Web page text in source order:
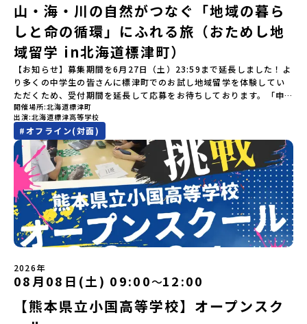
人様1回限りです。PC・スマートフォンからお申込ください。申込
後の内容変更はできません。お申込時は、メールアドレスの入力間
違いにご注意ください。・宿泊について１室に複数(同性2～4名程
度)で宿泊いただく予定です。・食事アレルギー対応について個別の
詳細なアレルギー対応希望にはお応えしかねる場合がございます。
対応が必要な場合は必ず事前にご相談ください。・参加取消や急遽
参加できなくなった場合について参加決定後の参加お取り消しはご
遠慮下さい。やむを得ないお取り消しの場合はお早めに事務局まで
ご連絡ください。・キャンセルポリシーやむを得ない参加お取り消
しの場合、以下のルールに沿って対応させていただきます。ご了承
ください。プログラム開催日の前日＜7月17日＞から、【キャンセル
のご連絡日：お支払いいただく旅行代金】・21日目にあたる日以
前：無料・20日目-8日目：20％・7日目-2日目：30％・プログラム
開始日の前日：40％・プログラム開始日当日：50％・ご連絡無しで
の不参加またはプログラム開始後の解除：100％・催行中止について
天候などの状況等によって開催を見合わせる可能性があります。そ
の場合は原則、開催日1週間前までにご連絡いたします。又、最少催
行人数に達しなかった場合は、開催日3週間前までに催行中止の旨を
メールにてご連絡いたします。・よくあるご質問その他、よくある
ご質問についてはこちらをご確認ください。運営団体について＜プ
ログラム主催：一般財団法人地域・教育魅力化プラットフォーム＞
「意志ある若者にあふれる持続可能な地域・社会をつくる」という
ビジョンを掲げ、2017年3月に島根県に設立した教育事業団体で
す。日本全国約200の高校と連携しながら、中学卒業後に地域の枠を
へ〜日本全国20以上の地域から選んで参加できる「おためし地域留
学」の全体像や魅力について、説明会を開催しました。中学生一人
での参加にあたり、保護者様が特に気になる「安全面」や「事務局
のサポート体制」についても詳しく解説しています。ぜひ、ご自宅
からお気軽にご視聴ください。🎬 [アーカイブ動画を視聴す
る]YouTube：https://youtu.be/Yt8nd04aNgA?
si=e5erbspvwz5O8_uF 【STEP 2】大樹町プログラム説明会〜
「大樹町」の内容を具体的に深掘りしたい方へ〜全体説明を聞いた
うえで、「大樹町では具体的に何をするの？」「どんな町なの？」
という疑問にお答えする説明会です。大樹町ならではの豊かな文化
や、2泊3日のプログラムの中身をたっぷりとお伝えします。日
時： 5月13日(水) 19：00〜19：40内 容： 大樹町ってどんなとこ
ろ？プログラム詳細解説、質疑応答お申し込み：https://c-
mirai.jp/events/002112お気軽にどうぞ！「はじめての一人旅だ
けど大丈夫？」「どんな体験ができるの？」そんな保護者様の不安
や、中学生のみなさんの素朴な疑問にスタッフが直接お答えしま
す。チャットでの質問も可能ですので、ぜひご自宅からリラックス
してご参加ください。▼お申し込み前に必ずご確認ください・参加
規約への同意プログラムへの参加申し込みいただく前に、「お申し
い。・抽選による参加者決定についてお申込みいただいた方の中か
ら抽選の上、締め切り日から1週間を目途に、お申し込み時に記入い
ただいたメールアドレス宛に「当選／落選メール」をお送りいたし
ます。当選者は、メールに記載された「当選確認フォーム」に３日
ラム内のアクティビティ・体験費用・一部の食事代*以下の費用は参
加者のご負担となります・集合場所までの往復交通費・お土産代や
自由時間の個人飲食費などの個人的費用【募集人数】最大10名（お
申し込み多数の場合は抽選の上決定）【参加者決定】お申し込み多
数の場合は、締め切り後1週間を目途に当落結果をご連絡いたしま
す。【申し込み受付期間】6月1日(月)12：00 から 6月15日(月)
12：00まで疑問も不安もワクワクに変える！「おためし地域留学」
ステップアップ説明会プログラムの内容を詳しく知りたい方や、お
申し込みを迷われている方向けにZoomでのオンライン配信を行い
ます。知りたい情報のレベルに合わせて、以下の2つのステップをご
活用ください。【STEP 1】全体オンライン説明会（アーカイブ動画
を公開中！）〜まずは「おためし地域留学」を知りたい方へ〜日本
全国20以上の地域から選んで参加できる「おためし地域留学」の全
体像や魅力について、説明会を開催しました。中学生一人での参加
にあたり、保護者様が特に気になる「安全面」や「事務局のサポー
ト体制」についても詳しく解説しています。ぜひ、ご自宅からお気
軽にご視聴ください。🎬 [アーカイブ動画を視聴する]YouTube：
https://youtu.be/Yt8nd04aNgA?si=e5erbspvwz5O8_uF
【STEP 2】出水市・出水工業高校プログラム説明会〜「出水市・出
水工業高校」の内容を具体的に深掘りしたい方へ〜全体説明を聞い
たうえで、「出水市では具体的に何をするの？」「どんな町な
の？」という疑問にお答えする説明会です。出水市ならではの豊か
な文化や、2泊3日のプログラムの中身をたっぷりとお伝えします。
日 時： 6月9日日(水)19:00-19:45内 容： 出水市ってどんなとこ
ろ？プログラム詳細解説、質疑応答お申し込み：https://c-
で、一年中自然アクティビティを楽しむことができます！そして八
幡平市にある「松川地熱発電所」は、日本で初めて「地球のチカラ
を電気に変えた」場所！八幡平の地下からわき出す蒸気をそのまま
電気に変える「地球・自然にやさしい最先端のエネルギー」を生み
出す挑戦をしてきた町です。今回のプログラムでは、この松川地熱
発電所から吹き出す地熱蒸気を使った「アート体験」をすることが
できます。世界でここだけ！地球のチカラを使った幻想的なグラデ
ーションのアートづくりをぜひ体験してみてください！さらに八幡
平市は自然（山）の恵みを生かした料理がとても美味しい地域で
す。みなさんの地元の味とは違う「岩手の郷土料理」を味わって楽
しんでください🎵今回はこの大自然や文化が魅力的な八幡平市で、
日本全国から集まる中学生や「平舘（たいらだて）高校」の高校生
と一緒にさまざまなアクティビティを体験していただきます。他に
はないスペシャルな魅力がギュッと詰まった岩手県八幡平市で五感
を使いながら、まちの魅力を一緒に探究してみませんか？地域と一
体になり「開拓者精神」を育む！「平舘（たいらだて）高校」と
は？今回のプログラムを一緒に過ごしてくれる高校生は「平舘（た
いらだて）高校」の生徒たち。この高校の特徴は「地域と一体にな
った探究教育」と「自分で考えて動くチカラを大切にしている」こ
自身が「探究プロジェクト」を企画し取り組むユニークな高校で
す。机の上で勉強するだけではない、実践的な探究やフィールドワ
ークを楽しむことができます。今回は、そんなエネルギッシュに活
躍する高校生と一緒に交流したり対話をしながら、町の文化・料理
山・海・川の自然がつなぐ「地域の暮ら
しと命の循環」にふれる旅（おためし地
域留学 in北海道標津町）
【お知らせ】募集期間を6月27日（土）23:59まで延長しました！よ
り多くの中学生の皆さんに標津町でのお試し地域留学を体験してい
ただくため、受付期間を延長して応募をお待ちしております。「申
し込みのタイミングを逃してしまった」という方も、この機会にぜ
ひ一歩踏み出してみませんか？※都合により締め切りを早める場合
がございます。お早目にご応募ください！-------奨学金のお知らせ-
------＼返還不要・3年間最大72万／💡北海道の高校留学に【毎月2
万円】の給付型奨学金～夢に向かって一歩踏み出す、あなたの未来
を応援！～ 詳細・条件はこちらから-----------------------------
----＜体験費・宿泊費が無料！＞一万年前から続く自然と人の暮らし
が今も残る町！広大な自然と生き物とともに生きる豊かさに触れ、
まちの暮らしを一緒に体験してみませんか？「地元以外の地域の暮
らしが気になる。いつか留学してみたい！」「大自然と生き物が好
き！興味がある！」「自分の進学や将来の可能性をもっとひらきた
い！」そんな中学生のみなさんにおすすめ！「おためし地域留学体
験」は、日本全国約200の高校と連携し、地域の枠を超えて学校生活
を送る「地域みらい留学」をプチ体験できるプログラムです。はじ
めてのひとり旅でも安心！現地でもスタッフがしっかりとサポート
いたします。今回のフィールドは「北海道 標津町（しべつちょ
う）」北海道の東に位置する標津町（しべつちょう）は人口 約
開催場所 北海道標津町
出演 北海道標津高等学校
#オフライン(対面)
2026年
08月08日(土) 09:00〜12:00
【熊本県立小国高等学校】オープンスク